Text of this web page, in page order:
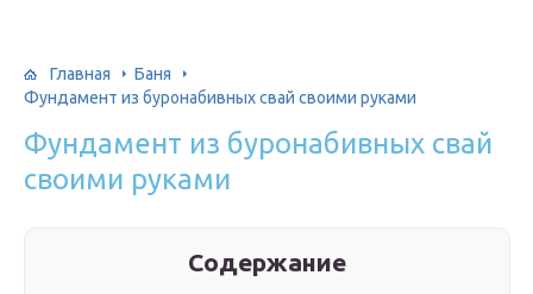
Главная
Баня
Фундамент из буронабивных свай своими руками
Фундамент из буронабивных свай
своими руками
Содержание